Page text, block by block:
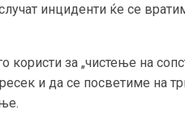
инциденти ќе се
користи за „чистење на
и да се посветиме на